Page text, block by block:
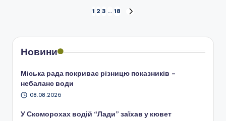
записів
1 2 3 … 18
Новини
Міська рада покриває різницю показників –
небаланс води
08.08.2026
У Скоморохах водій “Лади” заїхав у кювет